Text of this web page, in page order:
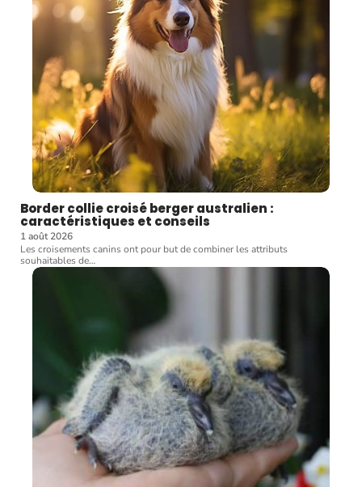
Border collie croisé berger australien :
caractéristiques et conseils
1 août 2026
Les croisements canins ont pour but de combiner les attributs
souhaitables de…